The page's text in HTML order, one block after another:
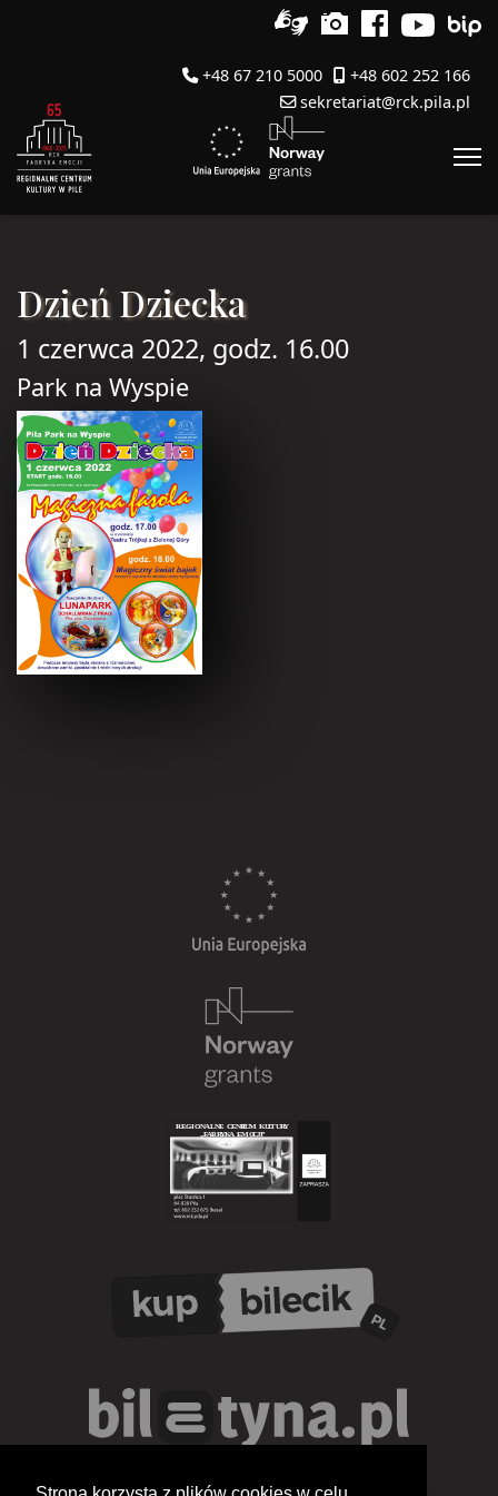
+48 67 210 5000
+48 602 252 166
sekretariat@rck.pila.pl
Dzień Dziecka
1 czerwca 2022, godz. 16.00
Park na Wyspie